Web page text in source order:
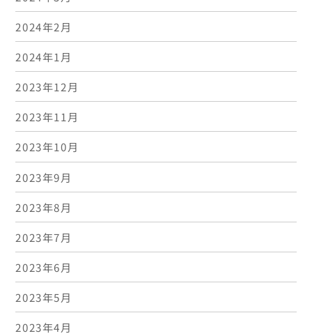
2024年2月
2024年1月
2023年12月
2023年11月
2023年10月
2023年9月
2023年8月
2023年7月
2023年6月
2023年5月
2023年4月